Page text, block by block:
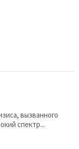
вызванного
спектр...